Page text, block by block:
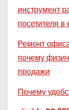
инструмент
посетителя в
Ремонт
почему
продажи
Почему